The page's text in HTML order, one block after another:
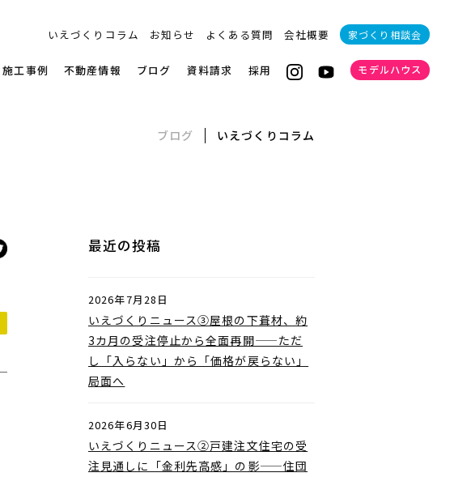
いえづくりコラム お知らせ よくある質問 会社概要 家づくり相談会
施工事例 不動産情報 ブログ 資料請求 採用 モデルハウス
ブログ いえづくりコラム
最近の投稿
2026年7月28日
いえづくりニュース③屋根の下葺材、約
3カ月の受注停止から全面再開——ただ
し「入らない」から「価格が戻らない」
局面へ
2026年6月30日
いえづくりニュース②戸建注文住宅の受
注見通しに「金利先高感」の影——住団